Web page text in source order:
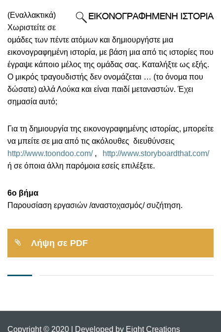
(Εναλλακτικά)
Χωριστείτε σε
ομάδες των πέντε ατόμων και δημιουργήστε μια
εικονογραφημένη ιστορία, με βάση μια από τις ιστορίες που
έγραψε κάποιο μέλος της ομάδας σας. Καταλήξτε ως εξής.
Ο μικρός τραγουδιστής δεν ονομάζεται … (το όνομα που
δώσατε) αλλά Λούκα και είναι παιδί μεταναστών. Έχει
σημασία αυτό;
Για τη δημιουργία της εικονογραφημένης ιστορίας, μπορείτε
να μπείτε σε μια από τις ακόλουθες διευθύνσεις
http://www.toondoo.com/,
http://www.storyboardthat.com/
ή σε όποια άλλη παρόμοια εσείς επιλέξετε.
6ο βήμα
Παρουσίαση εργασιών /αναστοχασμός/ συζήτηση.
Λήψη σε PDF
Copyright © 2020 | Developed by Eight Creations